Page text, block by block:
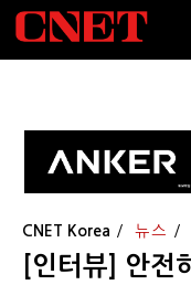
CNET Korea 뉴스
[인터뷰] 안전